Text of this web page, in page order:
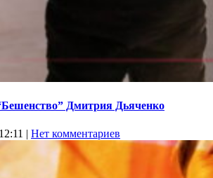
Дмитрия Дьяченко
| Нет комментариев